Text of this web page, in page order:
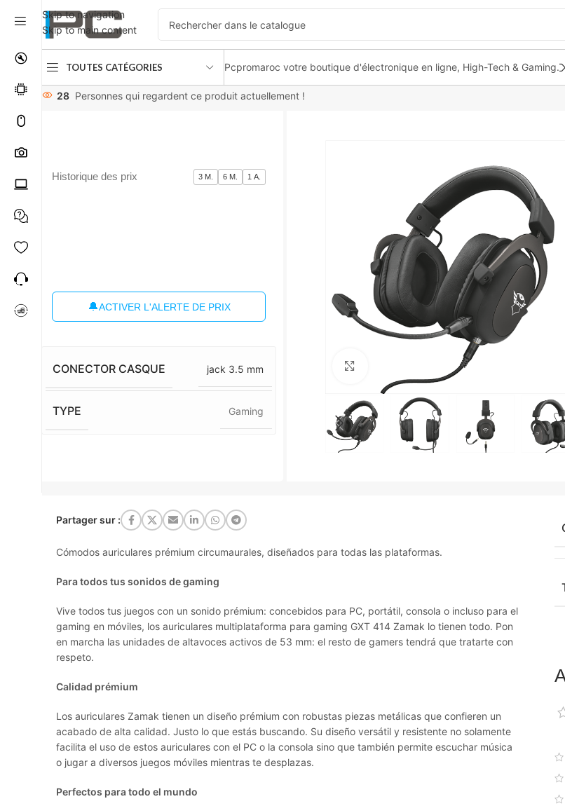
Skip to navigation
Skip to main content
TOUTES CATÉGORIES Pcpromaroc votre boutique d'électronique en ligne, High-Tech & Gaming.
Accueil périphériques Microphones / Casques Trust Gxt 414 Zamak Premium headphones
28 Personnes qui regardent ce produit actuellement !
Historique des prix 3 M. 6 M. 1 A.
🔔ACTIVER L'ALERTE DE PRIX
CONECTOR CASQUE jack 3.5 mm
TYPE Gaming
Partager sur :
Cómodos auriculares prémium circumaurales, diseñados para todas las plataformas.
Para todos tus sonidos de gaming
Vive todos tus juegos con un sonido prémium: concebidos para PC, portátil, consola o incluso para el
gaming en móviles, los auriculares multiplataforma para gaming GXT 414 Zamak lo tienen todo. Pon
en marcha las unidades de altavoces activos de 53 mm: el resto de gamers tendrá que tratarte con
respeto.
Calidad prémium
Los auriculares Zamak tienen un diseño prémium con robustas piezas metálicas que confieren un
acabado de alta calidad. Justo lo que estás buscando. Su diseño versátil y resistente no solamente
facilita el uso de estos auriculares con el PC o la consola sino que también permite escuchar música
o jugar a diversos juegos móviles mientras te desplazas.
Perfectos para todo el mundo